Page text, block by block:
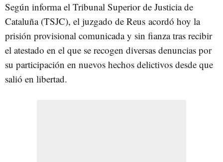
Según informa el Tribunal Superior de Justicia de
Cataluña (TSJC), el juzgado de Reus acordó hoy la
prisión provisional comunicada y sin fianza tras recibir
el atestado en el que se recogen diversas denuncias por
su participación en nuevos hechos delictivos desde que
salió en libertad.